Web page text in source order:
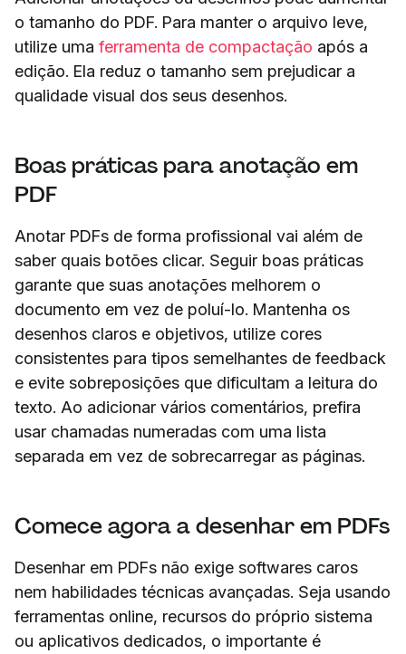
o tamanho do PDF. Para manter o arquivo leve,
utilize uma ferramenta de compactação após a
edição. Ela reduz o tamanho sem prejudicar a
qualidade visual dos seus desenhos.
Boas práticas para anotação em
PDF
Anotar PDFs de forma profissional vai além de
saber quais botões clicar. Seguir boas práticas
garante que suas anotações melhorem o
documento em vez de poluí-lo. Mantenha os
desenhos claros e objetivos, utilize cores
consistentes para tipos semelhantes de feedback
e evite sobreposições que dificultam a leitura do
texto. Ao adicionar vários comentários, prefira
usar chamadas numeradas com uma lista
separada em vez de sobrecarregar as páginas.
Comece agora a desenhar em PDFs
Desenhar em PDFs não exige softwares caros
nem habilidades técnicas avançadas. Seja usando
ferramentas online, recursos do próprio sistema
ou aplicativos dedicados, o importante é